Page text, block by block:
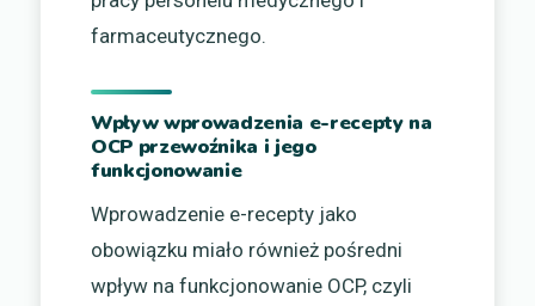
farmaceutycznego.
Wpływ wprowadzenia e-recepty na
OCP przewoźnika i jego
funkcjonowanie
Wprowadzenie e-recepty jako
obowiązku miało również pośredni
wpływ na funkcjonowanie OCP, czyli